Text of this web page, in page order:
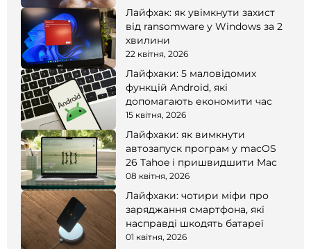
Лайфхак: як увімкнути захист
від ransomware у Windows за 2
хвилини
22 квітня, 2026
Лайфхаки: 5 маловідомих
функцій Android, які
допомагають економити час
15 квітня, 2026
Лайфхаки: як вимкнути
автозапуск програм у macOS
26 Tahoe і пришвидшити Mac
08 квітня, 2026
Лайфхаки: чотири міфи про
заряджання смартфона, які
насправді шкодять батареї
01 квітня, 2026